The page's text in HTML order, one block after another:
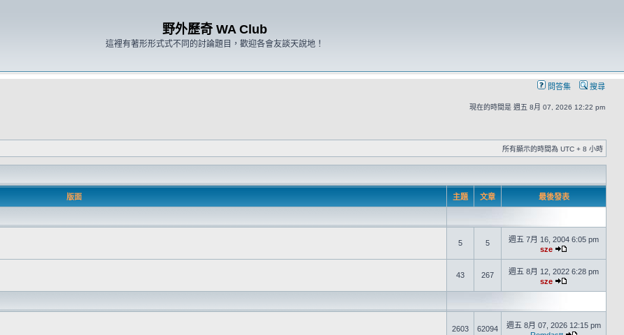
野外歷奇 WA Club
這裡有著形形式式不同的討論題目，歡迎各會友談天說地！
問答集 搜尋
現在的時間是 週五 8月 07, 2026 12:22 pm
所有顯示的時間為 UTC + 8 小時
版面 主題 文章 最後發表
5 5
週五 7月 16, 2004 6:05 pm
sze
43 267
週五 8月 12, 2022 6:28 pm
sze
2603 62094
週五 8月 07, 2026 12:15 pm